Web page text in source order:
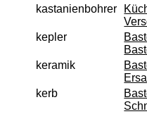
AGB
Widerrufsbelehrung
Suchfunktion
Impressum
kastanienbohrer
kepler
keramik
kerb